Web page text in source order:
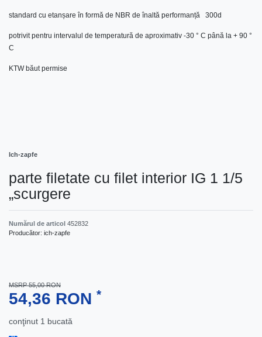
standard cu etanșare în formă de NBR de înaltă performanță 300d
potrivit pentru intervalul de temperatură de aproximativ -30 ° C până la + 90 °
C
KTW băut permise
Ich-zapfe
parte filetate cu filet interior IG 1 1/5
„scurgere
Numărul de articol 452832
Producător: ich-zapfe
MSRP 55,00 RON
54,36 RON *
conţinut 1 bucată